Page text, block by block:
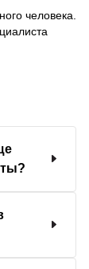
человека.